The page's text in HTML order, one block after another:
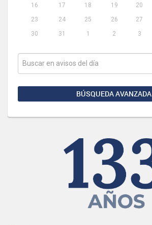
16
17 18 19 20
23
24 25 26 27
30
31 1 2 3
BÚSQUEDA AVANZADA